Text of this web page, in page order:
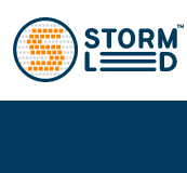
Aller au contenu principal